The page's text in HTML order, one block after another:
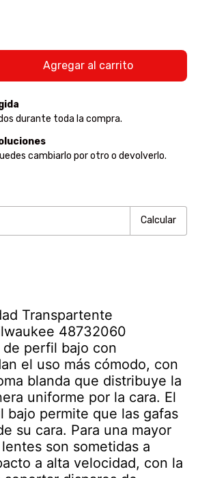
durante toda la compra.
cambiarlo por otro o devolverlo.
Calcular
Transpartente
48732060
de perfil bajo con
el uso más cómodo, con
blanda que distribuye la
uniforme por la cara. El
bajo permite que las gafas
su cara. Para una mayor
son sometidas a
a alta velocidad, con la